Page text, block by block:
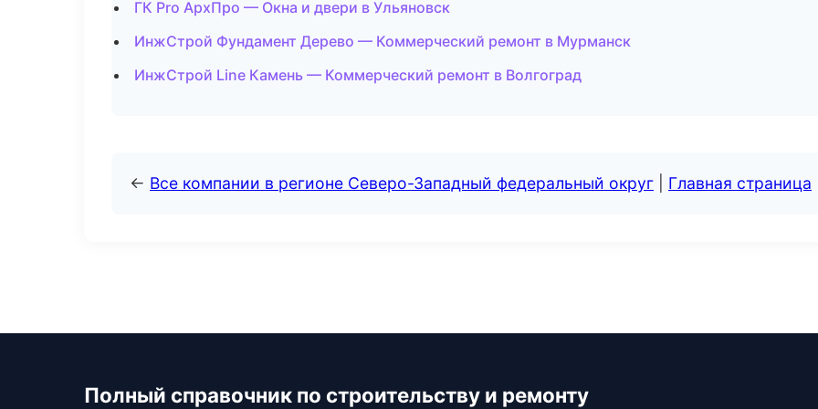
ГК Pro АрхПро — Окна и двери в Ульяновск
ИнжСтрой Фундамент Дерево — Коммерческий ремонт в Мурманск
ИнжСтрой Line Камень — Коммерческий ремонт в Волгоград
← Все компании в регионе Северо-Западный федеральный округ Главная страница
Полный справочник по строительству и ремонту